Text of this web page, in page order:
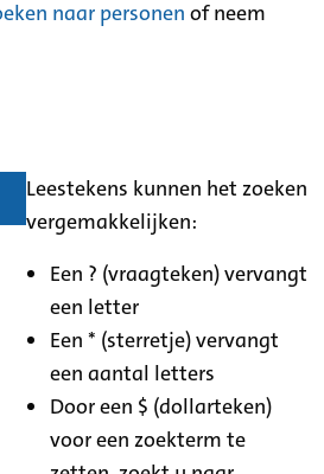
naar personen of neem
Leestekens kunnen het zoeken
vergemakkelijken:
Een ? (vraagteken) vervangt
een letter
Een * (sterretje) vervangt
een aantal letters
Door een $ (dollarteken)
voor een zoekterm te